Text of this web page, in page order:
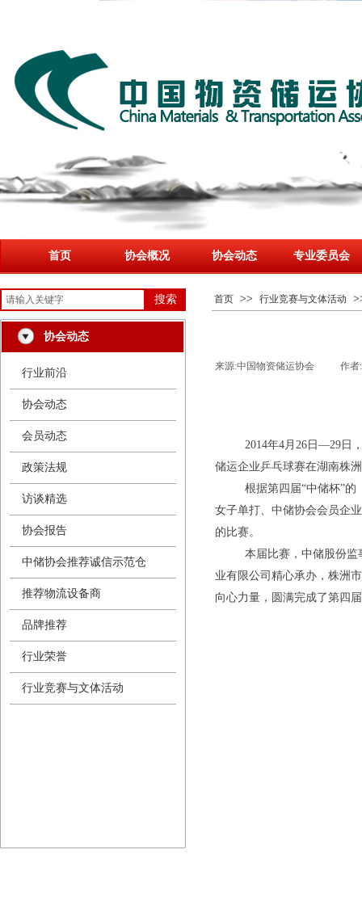
首页 协会概况 协会动态 专业委员会
搜索 首页 >> 行业竞赛与文体活动
来源:中国物资储运协会 作者:
2014年4月26 日—29 日
储运企业乒乓球赛在湖南株
根据第四届“中储杯”
女子单打、中储协会会员企
的比赛。
本届比赛，中储股份
业有限公司精心承办，株洲
向心力量，圆满完成了第四
协会动态
行业前沿
协会动态
会员动态
政策法规
访谈精选
协会报告
中储协会推荐诚信示范仓
推荐物流设备商
品牌推荐
行业荣誉
行业竞赛与文体活动